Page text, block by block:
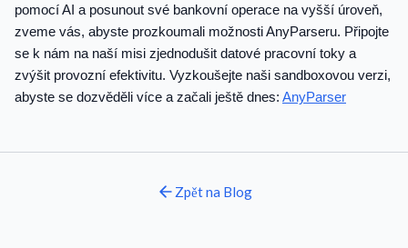
pomocí AI a posunout své bankovní operace na vyšší úroveň,
zveme vás, abyste prozkoumali možnosti AnyParseru. Připojte
se k nám na naší misi zjednodušit datové pracovní toky a
zvýšit provozní efektivitu. Vyzkoušejte naši sandboxovou verzi,
abyste se dozvěděli více a začali ještě dnes: AnyParser
Zpět na Blog